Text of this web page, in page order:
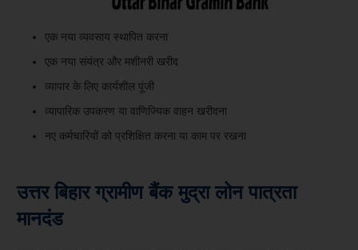
एक नया व्यवसाय स्थापित करना
एक नया संयंत्र और मशीनरी खरीद
व्यापार के लिए कार्यशील पूंजी
व्यापारिक उपकरण या वाणिज्यिक वाहन खरीदना
नए कर्मचारियों को प्रशिक्षित करना या काम पर रखना
उत्तर बिहार ग्रामीण बैंक मुद्रा लोन पात्रता
मानदंड